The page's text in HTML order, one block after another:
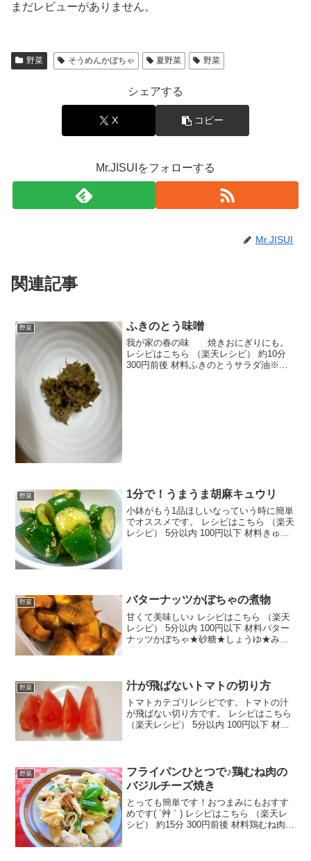
まだレビューがありません。
野菜 そうめんかぼちゃ 夏野菜 野菜
シェアする
X コピー
Mr.JISUIをフォローする
Mr.JISUI
関連記事
野菜 ふきのとう味噌
我が家の春の味 焼きおにぎりにも。
レシピはこちら （楽天レシピ） 約10分
300円前後 材料ふきのとうサラダ油※味
野菜 1分で！うまうま胡麻キュウリ
小鉢がもう1品ほしいなっていう時に簡単
でオススメです。 レシピはこちら （楽天
レシピ） 5分以内 100円以下 材料きゅう
野菜 バターナッツかぼちゃの煮物
甘くて美味しい♪ レシピはこちら （楽天
レシピ） 5分以内 100円以下 材料バター
ナッツかぼちゃ★砂糖★しょうゆ★みり
野菜 汁が飛ばないトマトの切り方
トマトカテゴリレシピです。トマトの汁
が飛ばない切り方です。 レシピはこちら
（楽天レシピ） 5分以内 100円以下 材料
野菜
フライパンひとつで♪鶏むね肉の
バジルチーズ焼き
とっても簡単です！おつまみにもおすす
めです( ´艸｀) レシピはこちら （楽天レ
シピ） 約15分 300円前後 材料鶏むね肉